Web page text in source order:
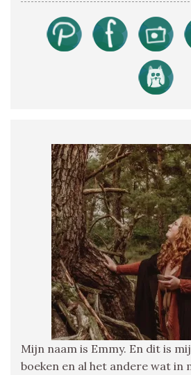
Mijn naam is Emmy. En dit is
boeken en al het andere wat in